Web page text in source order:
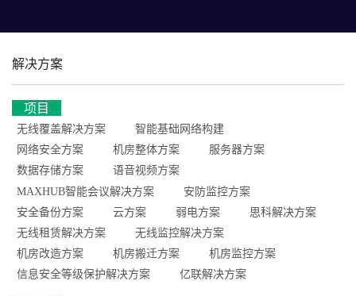
解决方案
项目
无线覆盖解决方案
智能基础网络构建
网络安全方案
机房整体方案
服务器方案
数据存储方案
语音视频方案
MAXHUB智能会议解决方案
安防监控方案
安全备份方案
云方案 弱电方案
思科解决方案
无线租赁解决方案
无线监控解决方案
机房改造方案
机房搬迁方案
机房监控方案
信息安全等级保护解决方案
亿联解决方案